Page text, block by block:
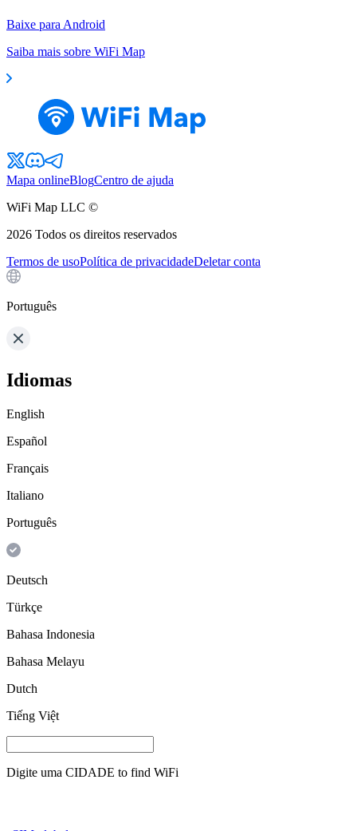
Baixe para Android
Saiba mais sobre WiFi Map
Mapa onlineBlogCentro de ajuda
WiFi Map LLC ©
2026 Todos os direitos reservados
Termos de usoPolítica de privacidadeDeletar conta
Português
Idiomas
English
Español
Français
Italiano
Português
Deutsch
Türkçe
Bahasa Indonesia
Bahasa Melayu
Dutch
Tiếng Việt
Digite uma CIDADE to find WiFi